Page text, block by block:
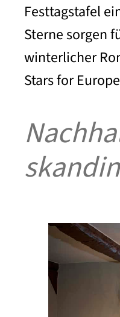
Festtagstafel
Sterne sorgen
winterlicher
Stars for